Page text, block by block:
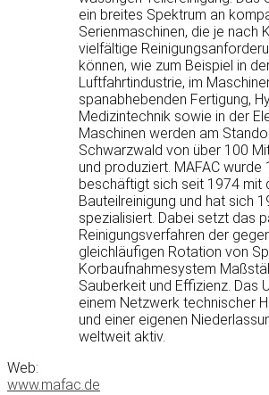
ein breites Spektrum an
Serienmaschinen, die je nach
vielfältige
können, wie zum Beispiel in
Luftfahrtindustrie, im
spanabhebenden Fertigung,
Medizintechnik sowie in der
Maschinen werden am
Schwarzwald von über 100
und produziert. MAFAC wurde
beschäftigt sich seit 1974 mit
Bauteilreinigung und hat sich
spezialisiert. Dabei setzt das
Reinigungsverfahren der
gleichläufigen Rotation von
Korbaufnahmesystem
Sauberkeit und Effizienz. Das
einem Netzwerk technischer
und einer eigenen
weltweit aktiv.
Web:
www.mafac.de